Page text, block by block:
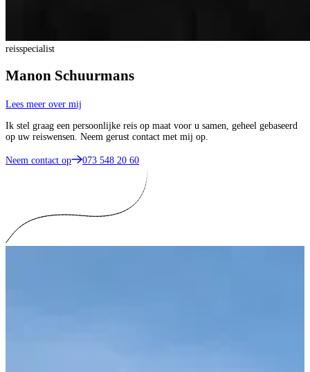
reisspecialist
Manon Schuurmans
Lees meer over mij
Ik stel graag een persoonlijke reis op maat voor u samen, geheel gebaseerd
op uw reiswensen. Neem gerust contact met mij op.
Neem contact op 073 548 20 60